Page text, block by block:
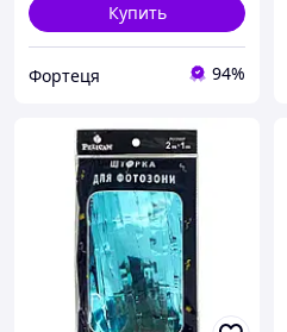
Купить
Фортеця 94%